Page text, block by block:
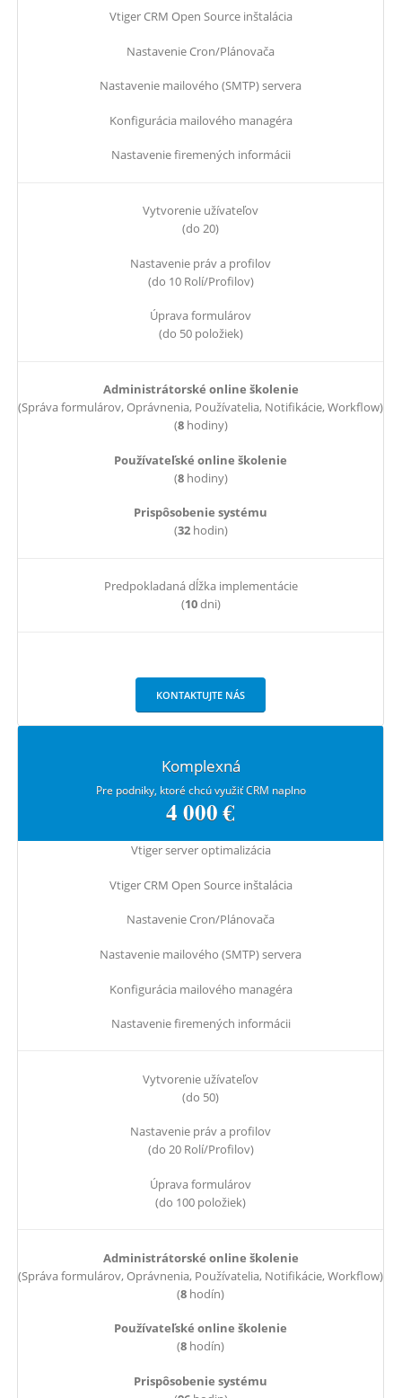
Vtiger CRM Open Source inštalácia
Nastavenie Cron/Plánovača
Nastavenie mailového (SMTP) servera
Konfigurácia mailového managéra
Nastavenie firemených informácii
Vytvorenie užívateľov
(do 20)
Nastavenie práv a profilov
(do 10 Rolí/Profilov)
Úprava formulárov
(do 50 položiek)
Administrátorské online školenie
(Správa formulárov, Oprávnenia, Používatelia, Notifikácie, Workflow)
(8hodiny)
Používateľské online školenie
(8hodiny)
Prispôsobenie systému
(32hodin)
Predpokladaná dĺžka implementácie
(10dni)
KONTAKTUJTE NÁS
Komplexná
Pre podniky, ktoré chcú využiť CRM naplno
4 000 €
Vtiger server optimalizácia
Vtiger CRM Open Source inštalácia
Nastavenie Cron/Plánovača
Nastavenie mailového (SMTP) servera
Konfigurácia mailového managéra
Nastavenie firemených informácii
Vytvorenie užívateľov
(do 50)
Nastavenie práv a profilov
(do 20 Rolí/Profilov)
Úprava formulárov
(do 100 položiek)
Administrátorské online školenie
(Správa formulárov, Oprávnenia, Používatelia, Notifikácie, Workflow)
(8 hodín)
Používateľské online školenie
(8 hodín)
Prispôsobenie systému